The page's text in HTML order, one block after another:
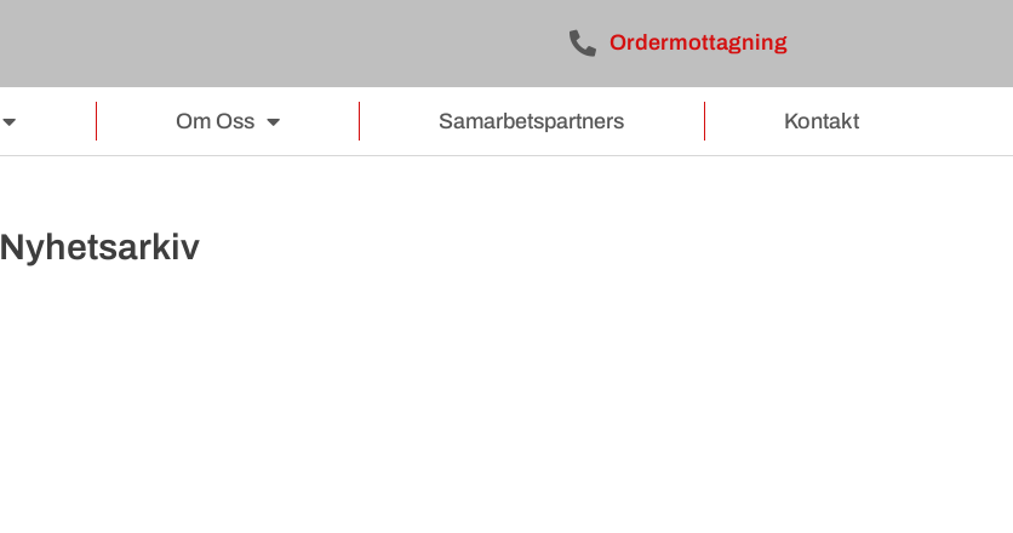
Ordermottagning
Om Oss Samarbetspartners Kontakt
Nyhetsarkiv